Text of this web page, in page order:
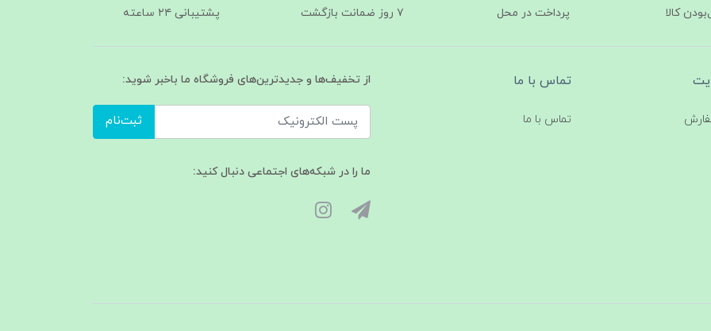
کالا پرداخت در محل ۷ روز ضمانت بازگشت پشتیبانی ۲۴ ساعته
تماس با ما
تماس با ما
از تخفیف‌ها و جدیدترین‌های فروشگاه ما باخبر شوید:
ثبت‌نام
ما را در شبکه‌های اجتماعی دنبال کنید: